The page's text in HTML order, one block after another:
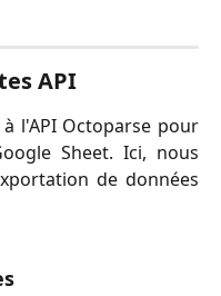
API
l'API Octoparse pour
Sheet. Ici, nous
de données